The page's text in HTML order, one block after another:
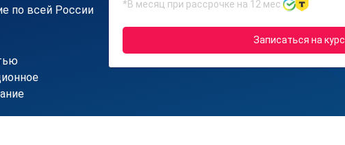
по всей России *В месяц при рассрочке на 12 мес.
Записаться на курс